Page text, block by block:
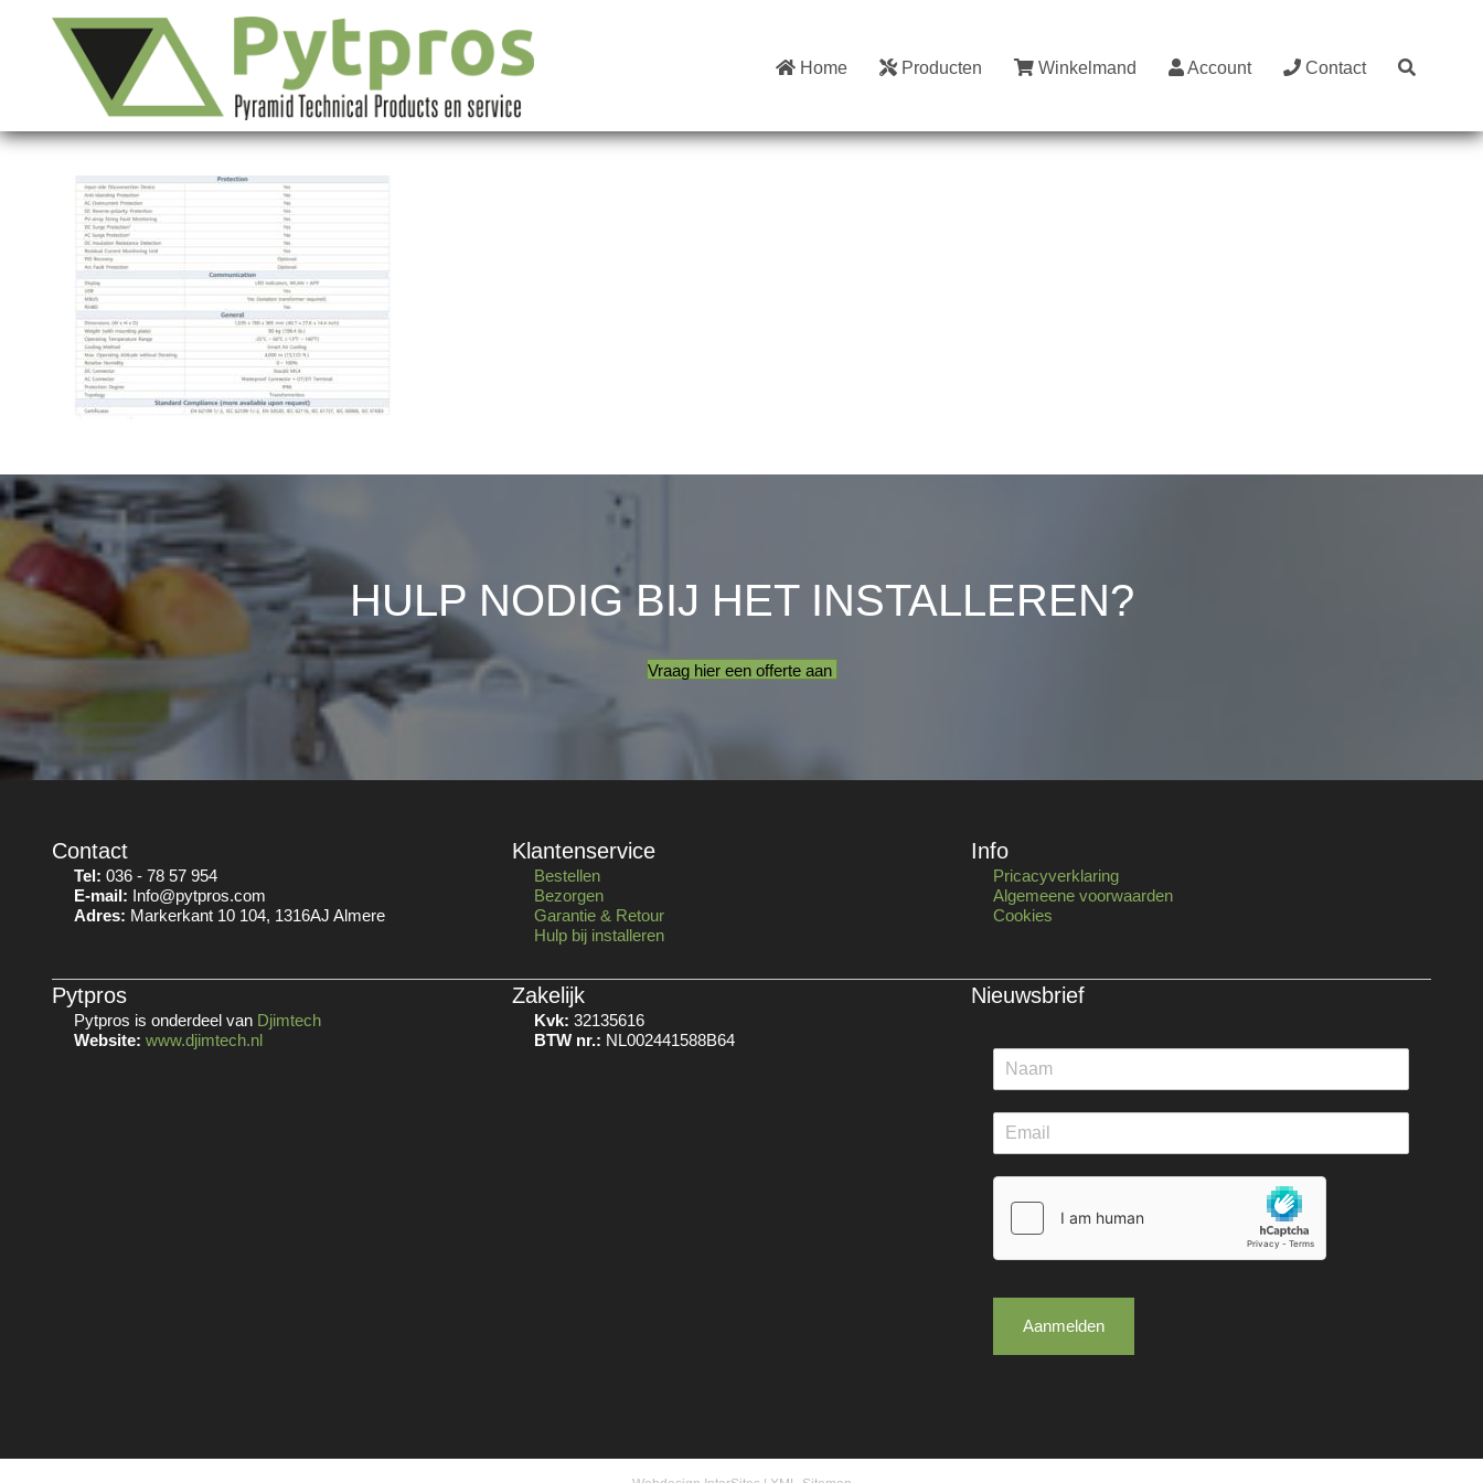
Home Producten Winkelmand Account Contact
HULP NODIG BIJ HET INSTALLEREN?
Vraag hier een offerte aan
Contact
Tel: 036 - 78 57 954
E-mail: Info@pytpros.com
Adres: Markerkant 10 104, 1316AJ Almere
Klantenservice
Bestellen
Bezorgen
Garantie & Retour
Hulp bij installeren
Info
Pricacyverklaring
Algemeene voorwaarden
Cookies
Pytpros
Pytpros is onderdeel van Djimtech
Website: www.djimtech.nl
Zakelijk
Kvk: 32135616
BTW nr.: NL002441588B64
Nieuwsbrief
Aanmelden